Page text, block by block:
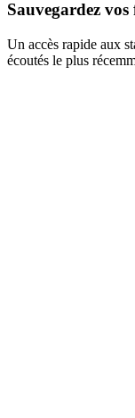
Sauvegardez
Un accès rapide aux
écoutés le plus